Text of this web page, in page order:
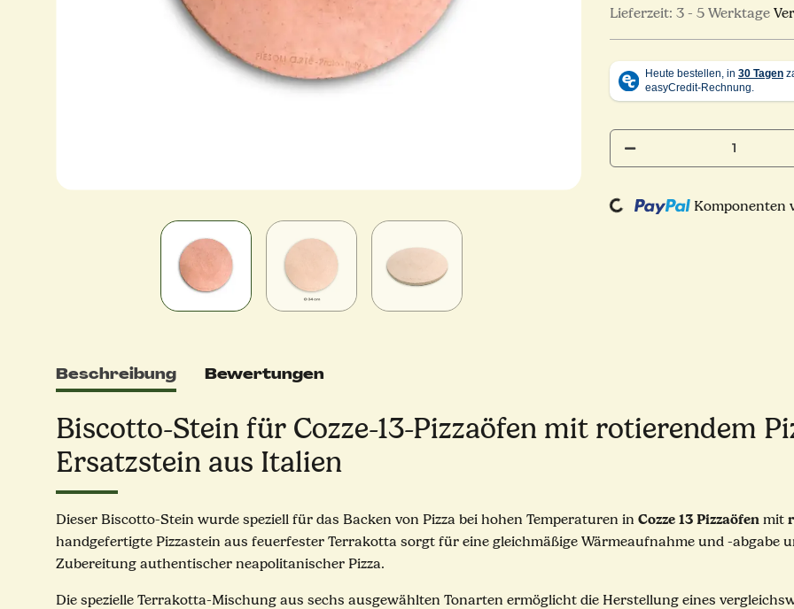
Lieferzeit: 3 - 5 Werktage
Loading... Komponenten
Beschreibung Bewertungen
Biscotto-Stein für Cozze-13-Pizzaöfen mit rotierendem
Ersatzstein aus Italien
Dieser Biscotto-Stein wurde speziell für das Backen von Pizza bei hohen Temperaturen in Cozze 13 Pizzaöfen mit
handgefertigte Pizzastein aus feuerfester Terrakotta sorgt für eine gleichmäßige Wärmeaufnahme und -abgabe
Zubereitung authentischer neapolitanischer Pizza.
Die spezielle Terrakotta-Mischung aus sechs ausgewählten Tonarten ermöglicht die Herstellung eines